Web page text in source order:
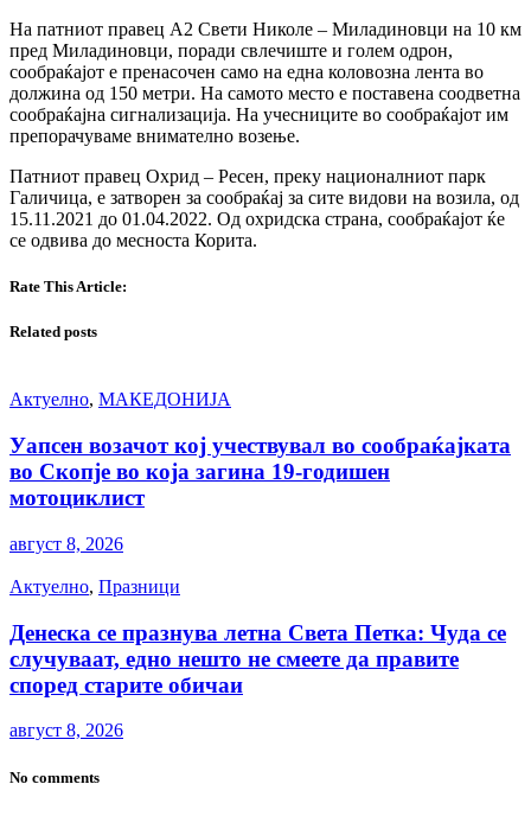
На патниот правец А2 Свети Николе – Миладиновци на 10 км
пред Миладиновци, поради свлечиште и голем одрон,
сообраќајот е пренасочен само на една коловозна лента во
должина од 150 метри. На самото место е поставена соодветна
сообраќајна сигнализација. На учесниците во сообраќајот им
препорачуваме внимателно возење.
Патниот правец Охрид – Ресен, преку националниот парк
Галичица, е затворен за сообраќај за сите видови на возила, од
15.11.2021 до 01.04.2022. Од охридска страна, сообраќајот ќе
се одвива до месноста Корита.
Rate This Article:
Related posts
Актуелно, МАКЕДОНИЈА
Уапсен возачот кој учествувал во сообраќајката
во Скопје во која загина 19-годишен
мотоциклист
август 8, 2026
Актуелно, Празници
Денеска се празнува летна Света Петка: Чуда се
случуваат, едно нешто не смеете да правите
според старите обичаи
август 8, 2026
No comments